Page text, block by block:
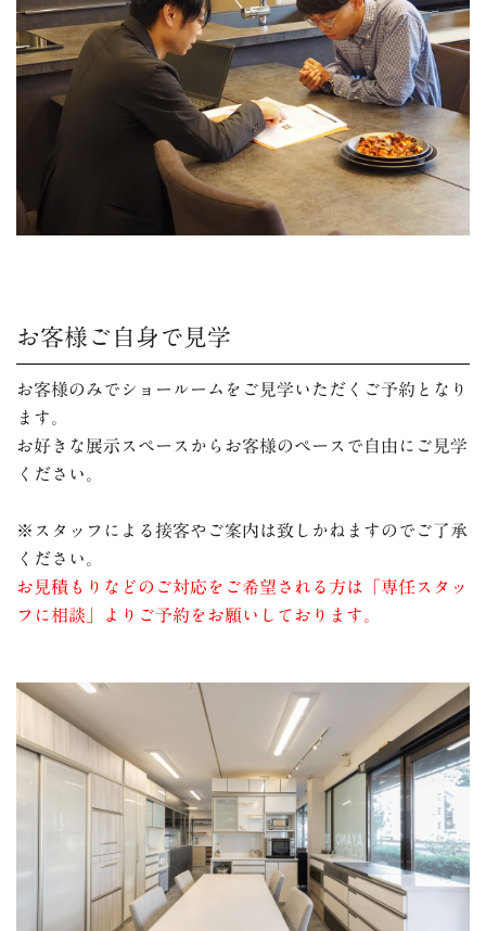
お客様ご自身で見学
お客様のみでショールームをご見学いただくご予約となり
ます。
お好きな展示スペースからお客様のペースで自由にご見学
ください。
※スタッフによる接客やご案内は致しかねますのでご了承
ください。
お見積もりなどのご対応をご希望される方は「専任スタッ
フに相談」よりご予約をお願いしております。